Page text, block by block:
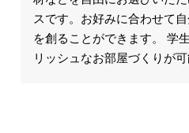
スです。お好みに合わせて
を創ることができます。 学
リッシュなお部屋づくりが可